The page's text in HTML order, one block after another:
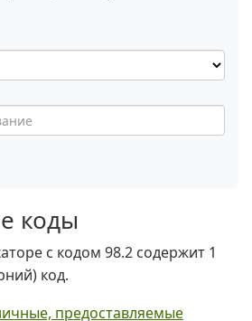
коды
с кодом 98.2 содержит 1
код.
предоставляемые